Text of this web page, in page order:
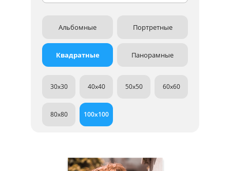
Альбомные Портретные
Квадратные Панорамные
30x30 40x40 50x50 60x60
80x80 100x100